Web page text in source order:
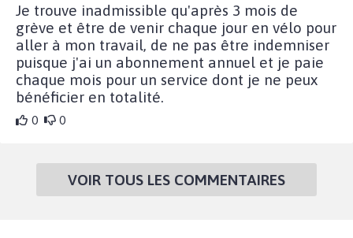
Je trouve inadmissible qu'après 3 mois de
grève et être de venir chaque jour en vélo pour
aller à mon travail, de ne pas être indemniser
puisque j'ai un abonnement annuel et je paie
chaque mois pour un service dont je ne peux
bénéficier en totalité.
0 0
VOIR TOUS LES COMMENTAIRES